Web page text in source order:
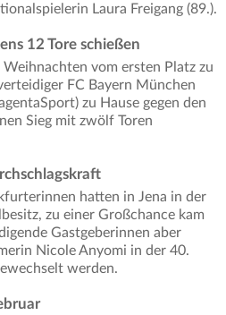
Laura Freigang (89.).
12 Tore schießen
vom ersten Platz zu
FC Bayern München
zu Hause gegen den
Sieg mit zwölf Toren
hatten in Jena in der
zu einer Großchance kam
Gastgeberinnen aber
Nicole Anyomi in der 40.
werden.